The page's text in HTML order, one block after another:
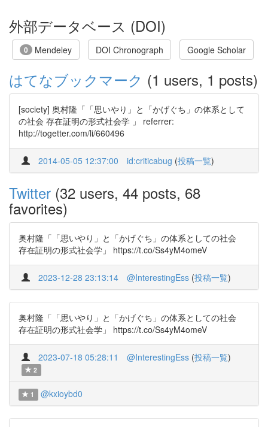
外部データベース (DOI)
0 Mendeley DOI Chronograph Google Scholar
はてなブックマーク (1 users, 1 posts)
[society] 奥村隆「「思いやり」と「かげぐち」の体系として
の社会 存在証明の形式社会学 」 referrer:
http://togetter.com/li/660496
2014-05-05 12:37:00 id:criticabug (投稿一覧)
Twitter (32 users, 44 posts, 68
favorites)
奥村隆「「思いやり」と「かげぐち」の体系としての社会
存在証明の形式社会学」 https://t.co/Ss4yM4omeV
2023-12-28 23:13:14 @InterestingEss (投稿一覧)
奥村隆「「思いやり」と「かげぐち」の体系としての社会
存在証明の形式社会学」 https://t.co/Ss4yM4omeV
2023-07-18 05:28:11 @InterestingEss (投稿一覧)
2
1 @kxioybd0